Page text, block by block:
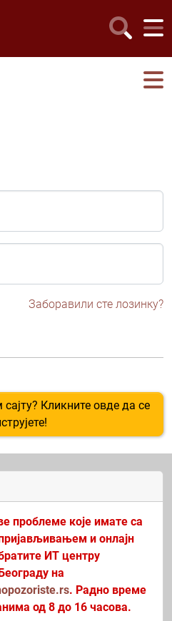
Заборавили сте лозинку?
Кликните овде да се
проблеме које имате са
и онлајн
ИТ центру
на
. Радно време
од 8 до 16 часова.